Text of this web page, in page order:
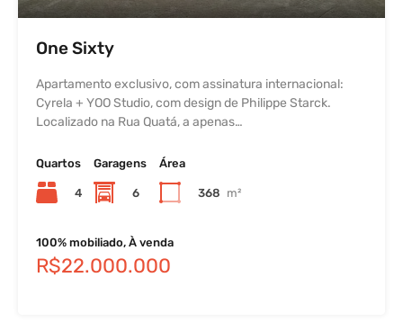
One Sixty
Apartamento exclusivo, com assinatura internacional:
Cyrela + YOO Studio, com design de Philippe Starck.
Localizado na Rua Quatá, a apenas…
Quartos
4
Garagens
6
Área
368 m²
100% mobiliado, À venda
R$22.000.000